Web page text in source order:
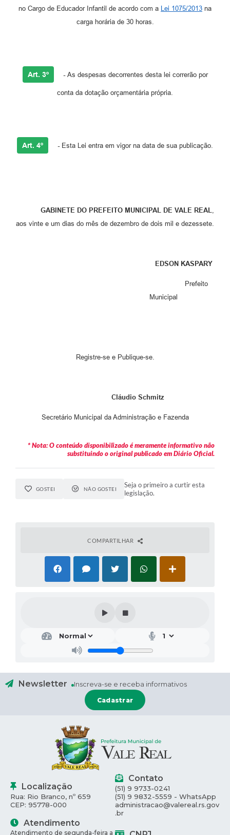
no Cargo de Educador Infantil de acordo com a Lei 1075/2013 na
carga horária de 30 horas.
Art. 3º - As despesas decorrentes desta lei correrão por
conta da dotação orçamentária própria.
Art. 4º - Esta Lei entra em vigor na data de sua publicação.
GABINETE DO PREFEITO MUNICIPAL DE VALE REAL,
aos vinte e um dias do mês de dezembro de dois mil e dezessete.
EDSON KASPARY
Prefeito
Municipal
Registre-se e Publique-se.
Cláudio Schmitz
Secretário Municipal da Administração e Fazenda
* Nota: O conteúdo disponibilizado é meramente informativo não
substituindo o original publicado em Diário Oficial.
GOSTEI NÃO GOSTEI
Seja o primeiro a curtir esta
legislação.
COMPARTILHAR
Newsletter Inscreva-se e receba informativos
Cadastrar
Localização
Rua: Rio Branco, nº 659
CEP: 95778-000
Contato
(51) 9 9733-0241
(51) 9 9832-5559 - WhatsApp
administracao@valereal.rs.gov
.br
Atendimento
Atendimento de segunda-feira a